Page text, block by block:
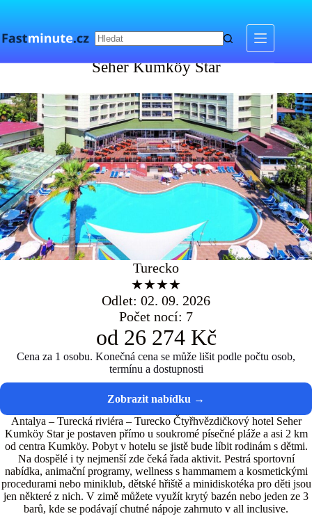
Seher Kumköy Star
Seher Kumköy Star
Turecko
★★★★
Odlet: 02. 09. 2026
Počet nocí: 7
od 26 274 Kč
Cena za 1 osobu. Konečná cena se může lišit podle počtu osob,
termínu a dostupnosti
Antalya – Turecká riviéra – Turecko Čtyřhvězdičkový hotel Seher
Kumköy Star je postaven přímo u soukromé písečné pláže a asi 2 km
od centra Kumköy. Pobyt v hotelu se jistě bude líbit rodinám s dětmi.
Na dospělé i ty nejmenší zde čeká řada aktivit. Pestrá sportovní
nabídka, animační programy, wellness s hammamem a kosmetickými
procedurami nebo miniklub, dětské hřiště a minidiskotéka pro děti jsou
jen některé z nich. V zimě můžete využít krytý bazén nebo jeden ze 3
barů, kde se podávají chutné nápoje zahrnuto v all inclusive.